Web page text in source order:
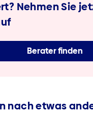
Nehmen Sie
Berater finden
nach etwas